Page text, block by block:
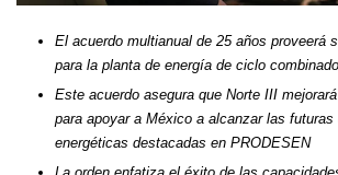
El acuerdo multianual de 25 años proveerá
para la planta de energía de ciclo
Este acuerdo asegura que Norte III
para apoyar a México a alcanzar las futuras
energéticas destacadas en PRODESEN